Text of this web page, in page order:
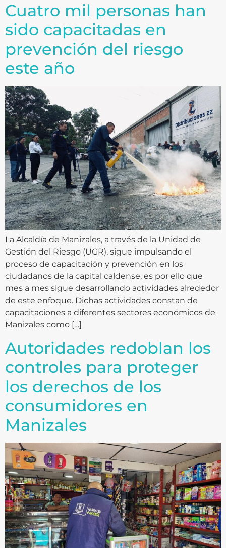
Cuatro mil personas han
sido capacitadas en
prevención del riesgo
este año
La Alcaldía de Manizales, a través de la Unidad de
Gestión del Riesgo (UGR), sigue impulsando el
proceso de capacitación y prevención en los
ciudadanos de la capital caldense, es por ello que
mes a mes sigue desarrollando actividades alrededor
de este enfoque. Dichas actividades constan de
capacitaciones a diferentes sectores económicos de
Manizales como […]
Autoridades redoblan los
controles para proteger
los derechos de los
consumidores en
Manizales